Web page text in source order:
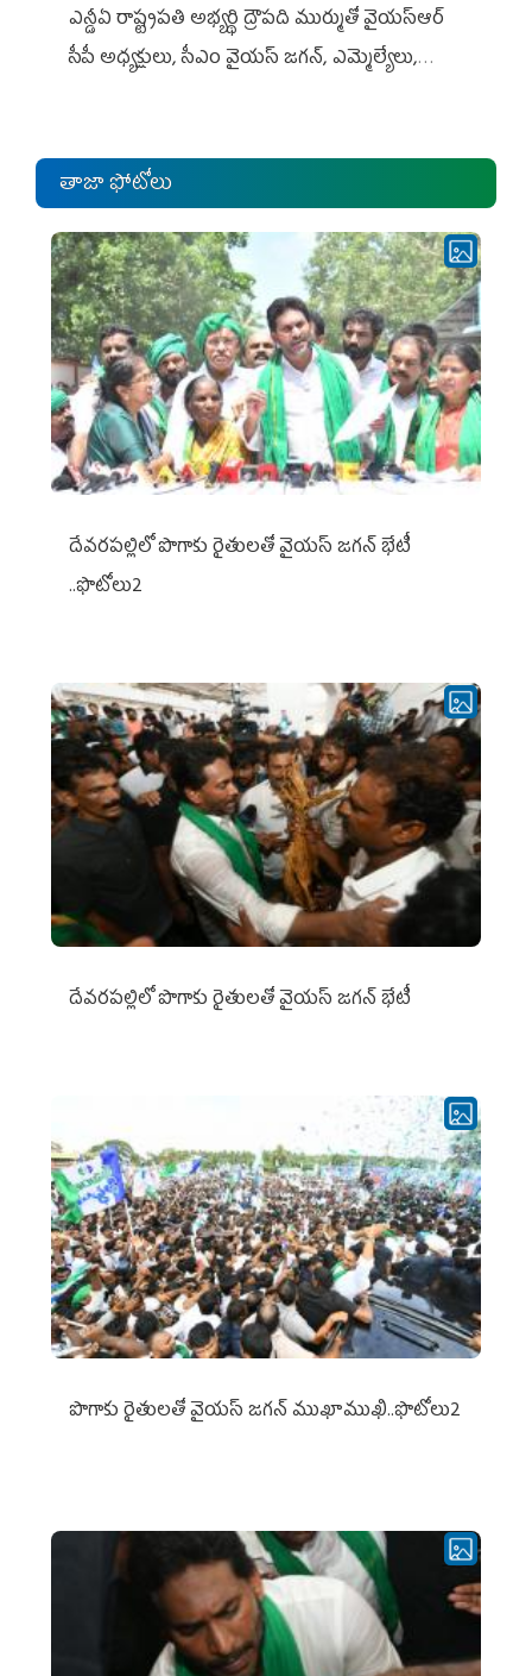
ఎన్డీఏ రాష్ట్ర‌ప‌తి అభ్య‌ర్థి ద్రౌప‌ది ముర్ముతో వైయ‌స్ఆర్
సీపీ అధ్య‌క్షులు, సీఎం వైయ‌స్ జ‌గ‌న్, ఎమ్మెల్యేలు,
తాజా ఫోటోలు
దేవరపల్లిలో పొగాకు రైతులతో వైయస్ జగన్ భేటీ
..ఫొటోలు2
దేవరపల్లిలో పొగాకు రైతులతో వైయస్ జగన్ భేటీ
పొగాకు రైతుల‌తో వైయ‌స్ జ‌గ‌న్ ముఖాముఖి..ఫొటోలు2